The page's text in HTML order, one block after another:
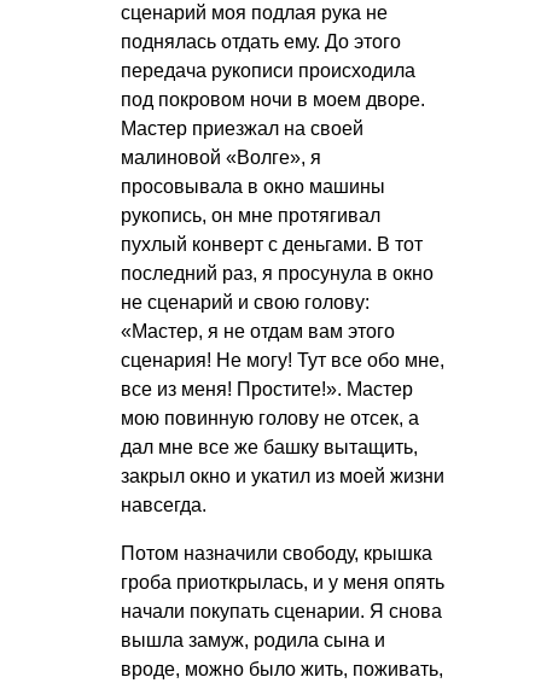
сценарий моя подлая рука не
поднялась отдать ему. До этого
передача рукописи происходила
под покровом ночи в моем дворе.
Мастер приезжал на своей
малиновой «Волге», я
просовывала в окно машины
рукопись, он мне протягивал
пухлый конверт с деньгами. В тот
последний раз, я просунула в окно
не сценарий и свою голову:
«Мастер, я не отдам вам этого
сценария! Не могу! Тут все обо мне,
все из меня! Простите!». Мастер
мою повинную голову не отсек, а
дал мне все же башку вытащить,
закрыл окно и укатил из моей жизни
навсегда.
Потом назначили свободу, крышка
гроба приоткрылась, и у меня опять
начали покупать сценарии. Я снова
вышла замуж, родила сына и
вроде, можно было жить, поживать,